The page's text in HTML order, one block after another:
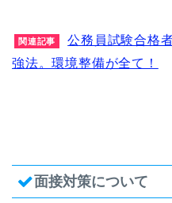
関連記事
公務員試験合格
強法。環境整備が全て！
面接対策について